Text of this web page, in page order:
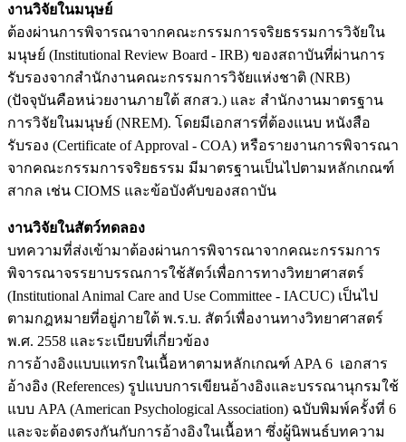
งานวิจัยในมนุษย์
ต้องผ่านการพิจารณาจากคณะกรรมการจริยธรรมการวิจัยใน
มนุษย์ (Institutional Review Board - IRB) ของสถาบันที่ผ่านการ
รับรองจากสำนักงานคณะกรรมการวิจัยแห่งชาติ (NRB)
(ปัจจุบันคือหน่วยงานภายใต้ สกสว.) และ สำนักงานมาตรฐาน
การวิจัยในมนุษย์ (NREM). โดยมีเอกสารที่ต้องแนบ หนังสือ
รับรอง (Certificate of Approval - COA) หรือรายงานการพิจารณา
จากคณะกรรมการจริยธรรม มีมาตรฐานเป็นไปตามหลักเกณฑ์
สากล เช่น CIOMS และข้อบังคับของสถาบัน
งานวิจัยในสัตว์ทดลอง
บทความที่ส่งเข้ามาต้องผ่านการพิจารณาจากคณะกรรมการ
พิจารณาจรรยาบรรณการใช้สัตว์เพื่อการทางวิทยาศาสตร์
(Institutional Animal Care and Use Committee - IACUC) เป็นไป
ตามกฎหมายที่อยู่ภายใต้ พ.ร.บ. สัตว์เพื่องานทางวิทยาศาสตร์
พ.ศ. 2558 และระเบียบที่เกี่ยวข้อง
การอ้างอิงแบบแทรกในเนื้อหาตามหลักเกณฑ์ APA 6 เอกสาร
อ้างอิง (References) รูปแบบการเขียนอ้างอิงและบรรณานุกรมใช้
แบบ APA (American Psychological Association) ฉบับพิมพ์ครั้งที่ 6
และจะต้องตรงกันกับการอ้างอิงในเนื้อหา ซึ่งผู้นิพนธ์บทความ